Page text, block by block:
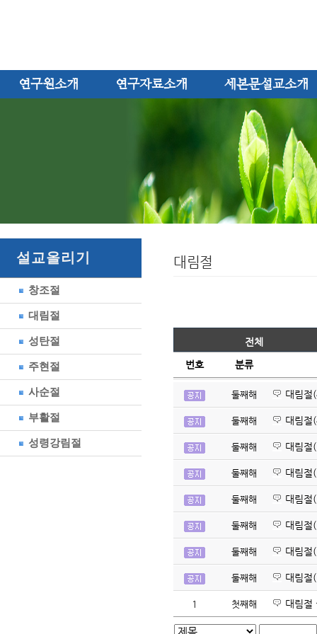
연구원소개 연구자료소개 세본문설교소개
설교올리기
창조절
대림절
성탄절
주현절
사순절
부활절
성령강림절
대림절
전체
번호
분류
둘째해 대림절
둘째해 대림절
둘째해 대림절
둘째해 대림절
둘째해 대림절
둘째해 대림절
둘째해 대림절
둘째해 대림절
1 첫째해 대림절